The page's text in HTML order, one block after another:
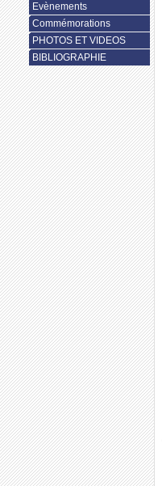
Evènements
Commémorations
PHOTOS ET VIDEOS
BIBLIOGRAPHIE